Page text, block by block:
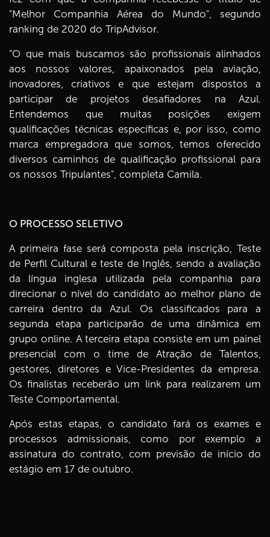
"Melhor Companhia Aérea do Mundo", segundo
ranking de 2020 do TripAdvisor.
"O que mais buscamos são profissionais alinhados
aos nossos valores, apaixonados pela aviação,
inovadores, criativos e que estejam dispostos a
participar de projetos desafiadores na Azul.
Entendemos que muitas posições exigem
qualificações técnicas específicas e, por isso, como
marca empregadora que somos, temos oferecido
diversos caminhos de qualificação profissional para
os nossos Tripulantes", completa Camila.
O PROCESSO SELETIVO
A primeira fase será composta pela inscrição, Teste
de Perfil Cultural e teste de Inglês, sendo a avaliação
da língua inglesa utilizada pela companhia para
direcionar o nível do candidato ao melhor plano de
carreira dentro da Azul. Os classificados para a
segunda etapa participarão de uma dinâmica em
grupo online. A terceira etapa consiste em um painel
presencial com o time de Atração de Talentos,
gestores, diretores e Vice-Presidentes da empresa.
Os finalistas receberão um link para realizarem um
Teste Comportamental.
Após estas etapas, o candidato fará os exames e
processos admissionais, como por exemplo a
assinatura do contrato, com previsão de início do
estágio em 17 de outubro.